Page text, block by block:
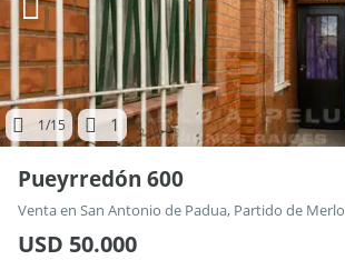
1/15 1
Pueyrredón 600
Venta en San Antonio de Padua, Partido de Merlo
USD 50.000